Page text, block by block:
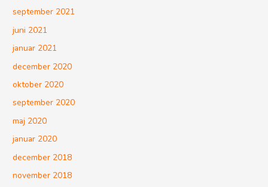
september 2021
juni 2021
januar 2021
december 2020
oktober 2020
september 2020
maj 2020
januar 2020
december 2018
november 2018